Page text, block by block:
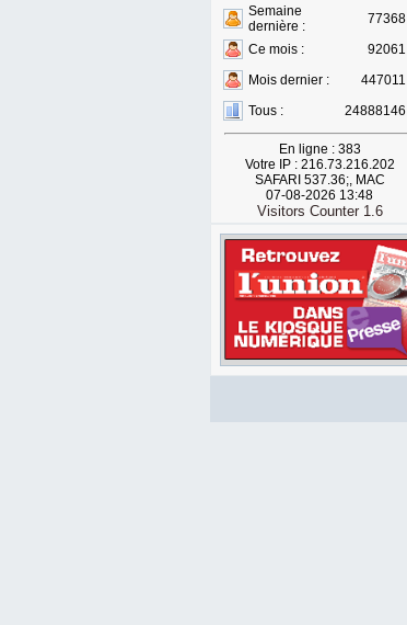
Semaine
dernière :
77368
Ce mois :
92061
Mois dernier :
447011
Tous :
24888146
En ligne : 383
Votre IP : 216.73.216.202
SAFARI 537.36;, MAC
07-08-2026 13:48
Visitors Counter 1.6